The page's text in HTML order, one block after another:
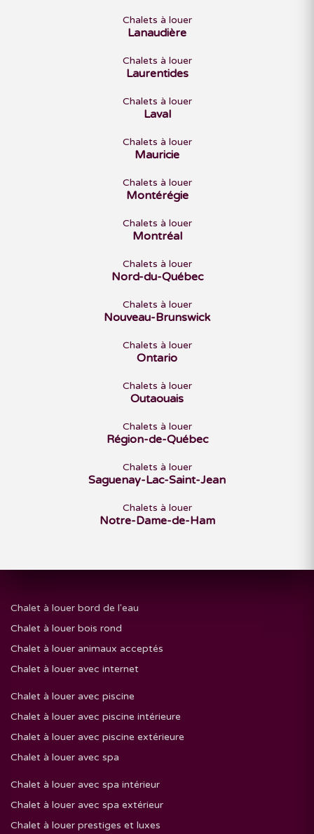
Chalets à louer
Lanaudière
Chalets à louer
Laurentides
Chalets à louer
Laval
Chalets à louer
Mauricie
Chalets à louer
Montérégie
Chalets à louer
Montréal
Chalets à louer
Nord-du-Québec
Chalets à louer
Nouveau-Brunswick
Chalets à louer
Ontario
Chalets à louer
Outaouais
Chalets à louer
Région-de-Québec
Chalets à louer
Saguenay-Lac-Saint-Jean
Chalets à louer
Notre-Dame-de-Ham
Chalet à louer bord de l'eau
Chalet à louer bois rond
Chalet à louer animaux acceptés
Chalet à louer avec internet
Chalet à louer avec piscine
Chalet à louer avec piscine intérieure
Chalet à louer avec piscine extérieure
Chalet à louer avec spa
Chalet à louer avec spa intérieur
Chalet à louer avec spa extérieur
Chalet à louer prestiges et luxes